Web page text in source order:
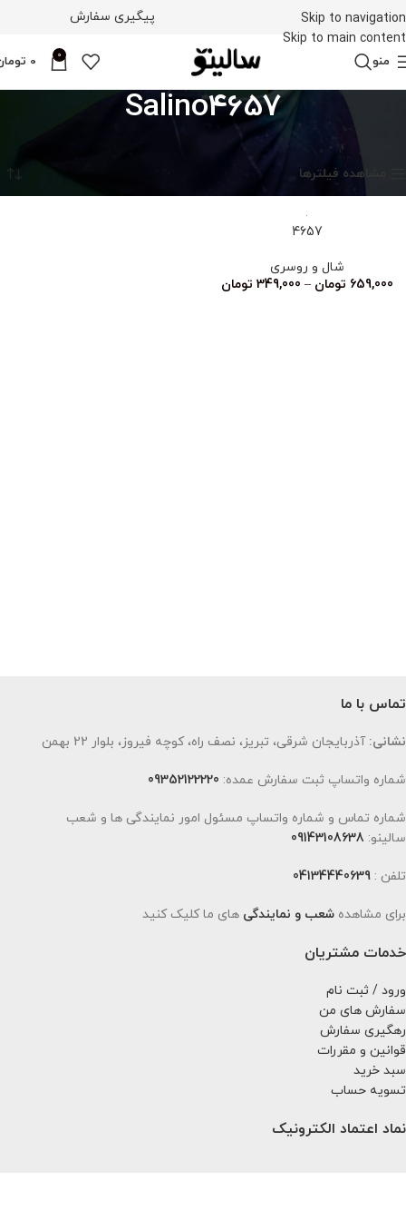
Skip to navigation
Skip to main content
پیگیری سفارش
منو 0
0
Salino4657
محصولات برچسب خورده “Salino4657”
مشاهده فیلترها
4657
شال و روسری
659,000 تومان –
349,000 تومان
تماس با ما
نشانی: آذربایجان شرقی، تبریز، نصف راه، کوچه فیروز، بلوار 22 بهمن
شماره واتساپ ثبت سفارش عمده: 09352122220
شماره تماس و شماره واتساپ مسئول امور نمایندگی ها و شعب
سالینو: 09143108638
تلفن : 04134440639
برای مشاهده شعب و نمایندگی های ما کلیک کنید
خدمات مشتریان
ورود / ثبت نام
سفارش های من
رهگیری سفارش
قوانین و مقررات
سبد خرید
تسویه حساب
نماد اعتماد الکترونیک